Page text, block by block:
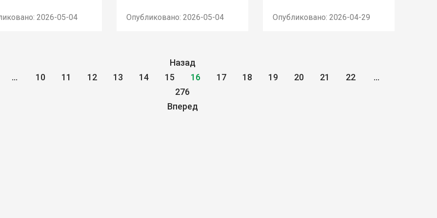
2026-05-04 Опубликовано: 2026-05-04 Опубликовано: 2026-04-29
Назад
... 10 11 12 13 14 15 16 17 18 19 20 21 22
...
276
Вперед